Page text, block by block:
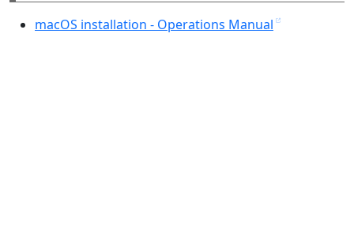
macOS installation - Operations Manual